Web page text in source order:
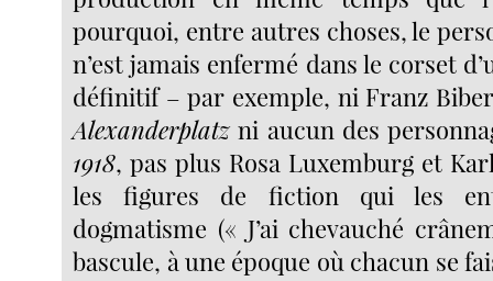
pourquoi, entre autres choses, le
n’est jamais enfermé dans le corset
définitif – par exemple, ni Franz
Alexanderplatzni aucun des
1918, pas plus Rosa Luxemburg et
les figures de fiction qui les
dogmatisme (« J’ai chevauché
bascule, à une époque où chacun se